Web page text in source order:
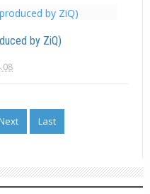
by ZiQ)
Last